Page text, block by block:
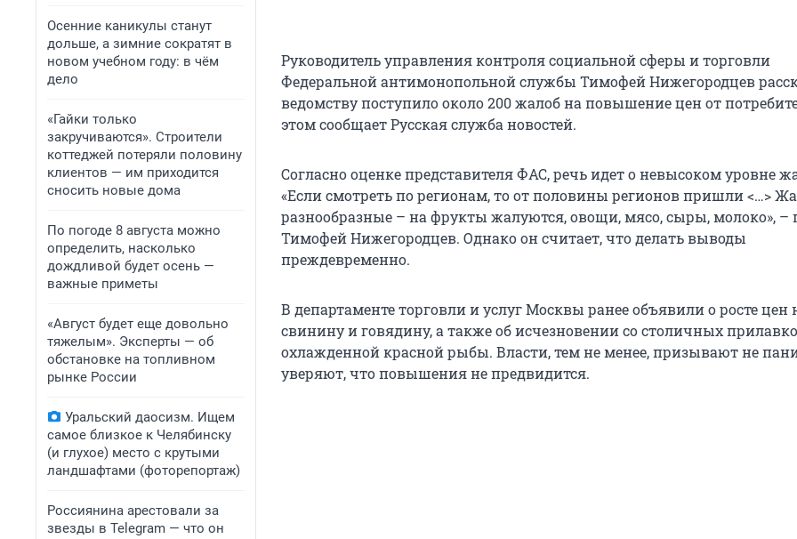
Осенние каникулы станут
дольше, а зимние сократят в
новом учебном году: в чём
дело
«Гайки только
закручиваются». Строители
коттеджей потеряли половину
клиентов — им приходится
сносить новые дома
По погоде 8 августа можно
определить, насколько
дождливой будет осень —
важные приметы
«Август будет еще довольно
тяжелым». Эксперты — об
обстановке на топливном
рынке России
Уральский даосизм. Ищем
самое близкое к Челябинску
(и глухое) место с крутыми
ландшафтами (фоторепортаж)
Россиянина арестовали за
звезды в Telegram — что он
Руководитель управления контроля социальной сферы и торговли
Федеральной антимонопольной службы Тимофей Нижегородцев
ведомству поступило около 200 жалоб на повышение цен от
этом сообщает Русская служба новостей.
Согласно оценке представителя ФАС, речь идет о невысоком уровне
«Если смотреть по регионам, то от половины регионов пришли <…>
разнообразные – на фрукты жалуются, овощи, мясо, сыры, молоко», –
Тимофей Нижегородцев. Однако он считает, что делать выводы
преждевременно.
В департаменте торговли и услуг Москвы ранее объявили о росте цен
свинину и говядину, а также об исчезновении со столичных
охлажденной красной рыбы. Власти, тем не менее, призывают не
уверяют, что повышения не предвидится.